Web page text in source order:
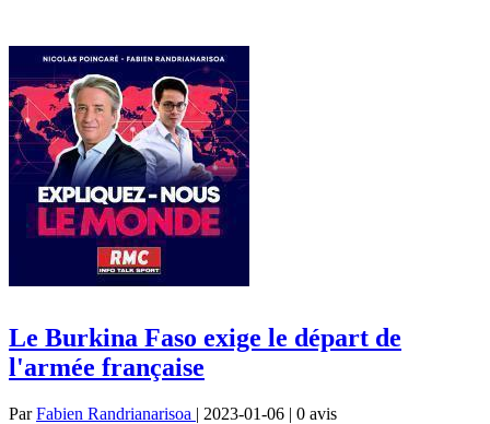
Le Burkina Faso exige le départ de
l'armée française
ParFabien Randrianarisoa | 2023-01-06 | 0 avis